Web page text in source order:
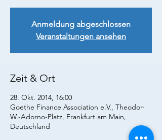
Anmeldung abgeschlossen
Veranstaltungen ansehen
Zeit & Ort
28. Okt. 2014, 16:00
Goethe Finance Association e.V., Theodor-
W.-Adorno-Platz, Frankfurt am Main,
Deutschland